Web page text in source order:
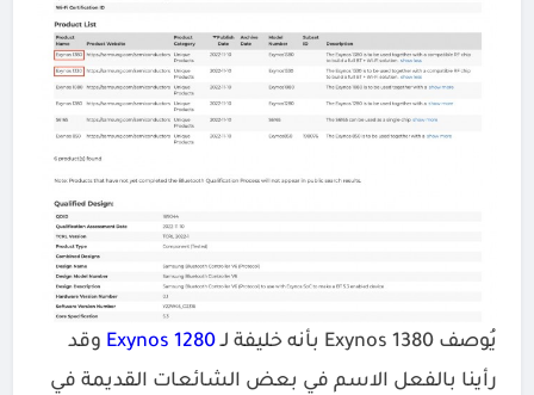
يُوصف Exynos 1380 بأنه خليفة لـ Exynos 1280 وقد
رأينا بالفعل الاسم في بعض الشائعات القديمة في